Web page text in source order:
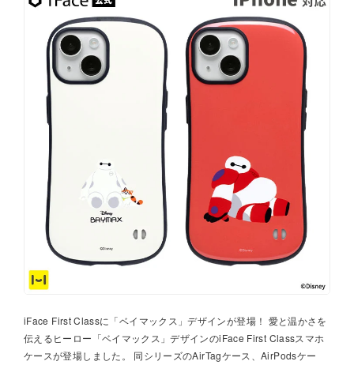
iFace First Classに「ベイマックス」デザインが登場！ 愛と温かさを
伝えるヒーロー「ベイマックス」デザインのiFace First Classスマホ
ケースが登場しました。 同シリーズのAirTagケース、AirPodsケー